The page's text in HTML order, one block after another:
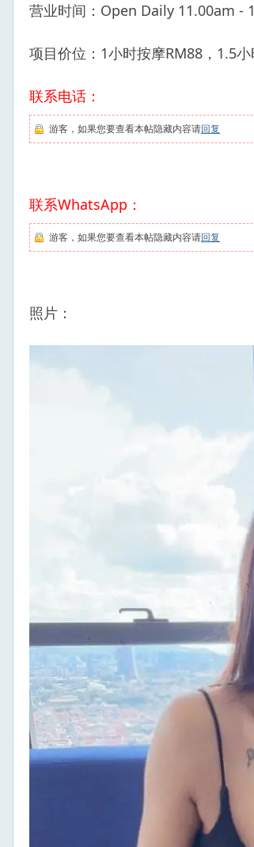
营业时间：Open Daily 11.00am -
项目价位：1小时按摩RM88，1.5
联系电话：
游客，如果您要查看本帖隐藏内容请回复
联系WhatsApp：
游客，如果您要查看本帖隐藏内容请回复
照片：